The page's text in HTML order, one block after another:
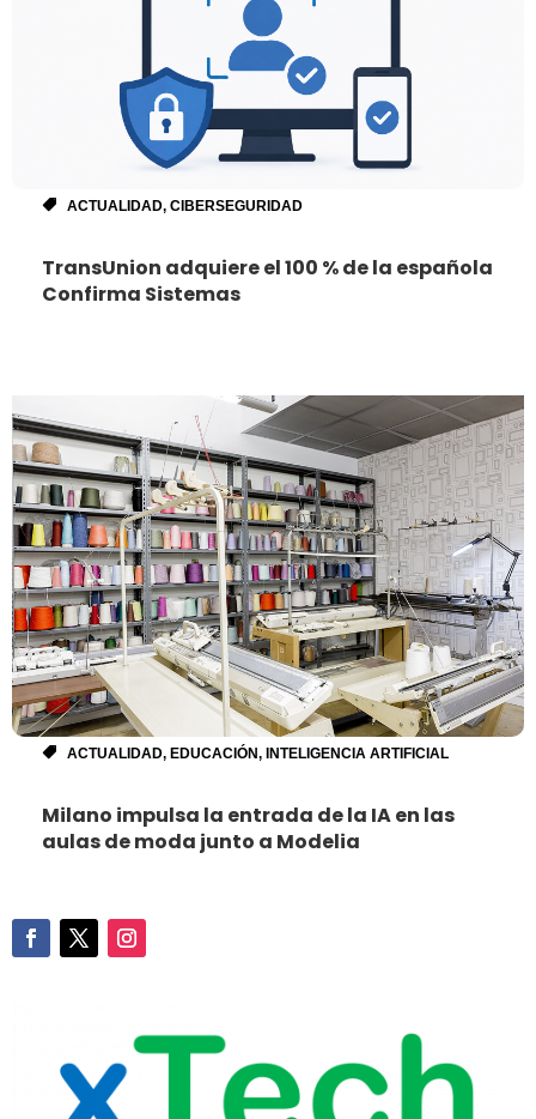
ACTUALIDAD, CIBERSEGURIDAD
TransUnion adquiere el 100 % de la española
Confirma Sistemas
ACTUALIDAD, EDUCACIÓN, INTELIGENCIA ARTIFICIAL
Milano impulsa la entrada de la IA en las
aulas de moda junto a Modelia